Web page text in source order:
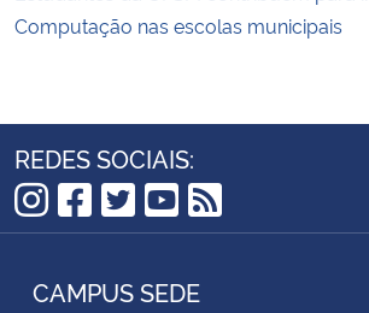
Computação nas escolas municipais
REDES SOCIAIS:
Instagram
Facebook
Twitter
YouTube
RSS
CAMPUS SEDE